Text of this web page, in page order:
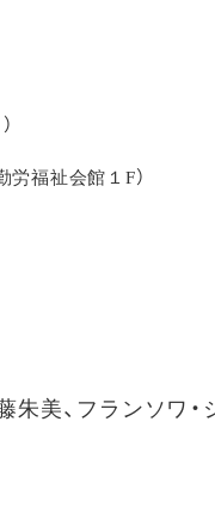
福祉会館１F）
朱美、フランソワ・